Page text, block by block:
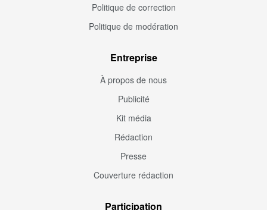
Politique de correction
Politique de modération
Entreprise
À propos de nous
Publicité
Kit média
Rédaction
Presse
Couverture rédaction
Participation